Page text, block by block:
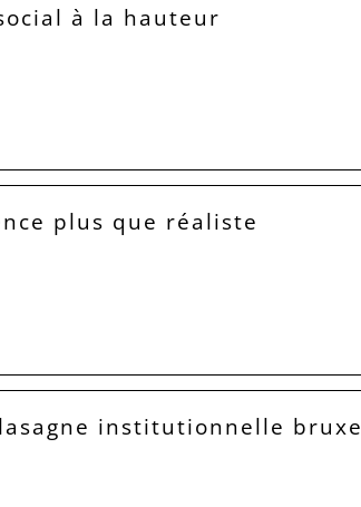
à la hauteur
plus que réaliste
institutionnelle